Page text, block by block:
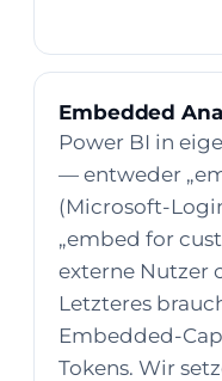
Embedded
Power BI in
— entweder
(Microsoft-
„embed for
externe Nutzer
Letzteres
Embedded-
Tokens. Wir